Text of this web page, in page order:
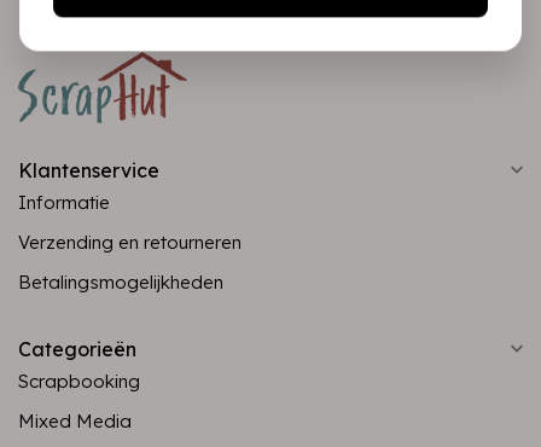
Klantenservice
Informatie
Verzending en retourneren
Betalingsmogelijkheden
Categorieën
Scrapbooking
Mixed Media